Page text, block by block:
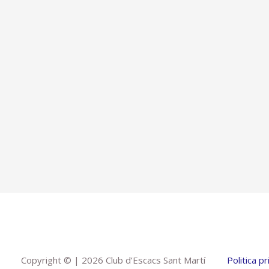
Copyright © | 2026 Club d’Escacs Sant Martí Politica